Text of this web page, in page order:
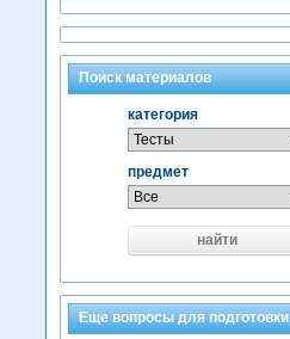
Поиск материалов
категория
предмет
найти
Еще вопросы для подготовки